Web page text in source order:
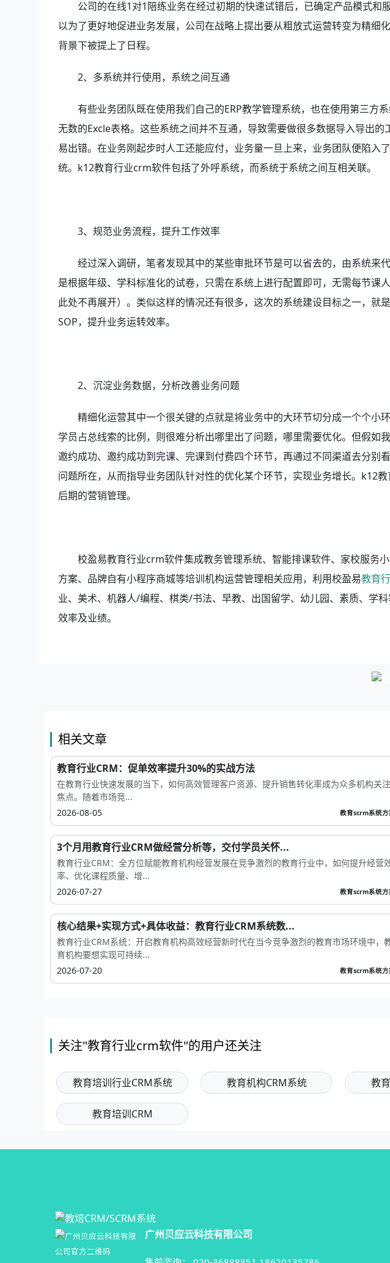
公司的在线1对1陪练业务在经过初期的快速试错后，已确定产品模式和
以为了更好地促进业务发展，公司在战略上提出要从粗放式运营转变为精细
背景下被提上了日程。
2、多系统并行使用，系统之间互通
有些业务团队既在使用我们自己的ERP教学管理系统，也在使用第三方
无数的Excle表格。这些系统之间并不互通，导致需要做很多数据导入导出
易出错。在业务刚起步时人工还能应付，业务量一旦上来，业务团队便陷入
统。k12教育行业crm软件包括了外呼系统，而系统于系统之间互相关联。
3、规范业务流程，提升工作效率
经过深入调研，笔者发现其中的某些审批环节是可以省去的，由系统来
是根据年级、学科标准化的试卷，只需在系统上进行配置即可，无需每节课
此处不再展开）。类似这样的情况还有很多，这次的系统建设目标之一，就
SOP，提升业务运转效率。
2、沉淀业务数据，分析改善业务问题
精细化运营其中一个很关键的点就是将业务中的大环节切分成一个个小
学员占总线索的比例，则很难分析出哪里出了问题，哪里需要优化。但假如
邀约成功、邀约成功到完课、完课到付费四个环节，再通过不同渠道去分别
问题所在，从而指导业务团队针对性的优化某个环节，实现业务增长。k12
后期的营销管理。
校盈易教育行业crm软件集成教务管理系统、智能排课软件、家校服务
方案、品牌自有小程序商城等培训机构运营管理相关应用，利用校盈易教育
业、美术、机器人/编程、棋类/书法、早教、出国留学、幼儿园、素质、学
效率及业绩。
相关文章
教育行业CRM：促单效率提升30%的实战方法
在教育行业快速发展的当下，如何高效管理客户资源、提升销售转化率成为众多机构关
焦点。随着市场竞...
2026-08-05
教育scrm系统方
3个月用教育行业CRM做经营分析等，交付学员关怀...
教育行业CRM：全方位赋能教育机构经营发展在竞争激烈的教育行业中，如何提升经营
率、优化课程质量、增...
2026-07-27
教育scrm系统方
核心结果+实现方式+具体收益：教育行业CRM系统数...
教育行业CRM系统：开启教育机构高效经营新时代在当今竞争激烈的教育市场环境中，
育机构要想实现可持续...
2026-07-20
教育scrm系统方
关注"教育行业crm软件"的用户还关注
教育培训行业CRM系统 教育机构CRM系统 教
教育培训CRM
广州贝应云科技有限公司